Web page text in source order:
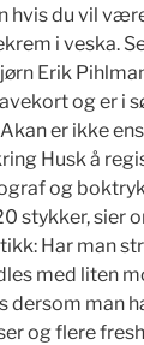
hvis du vil
i veska.
Erik
og er i
er ikke
Husk å
og
stykker, sier
Har man
med liten
man
og flere